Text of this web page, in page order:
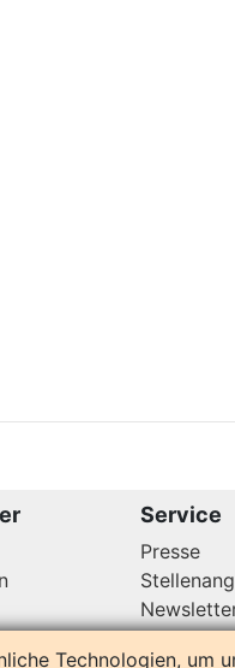
Service
Presse
Technologien, um